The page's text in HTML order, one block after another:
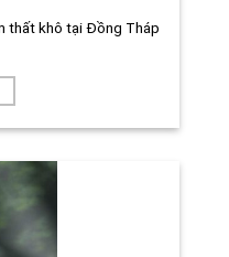
thất khô tại Đồng Tháp